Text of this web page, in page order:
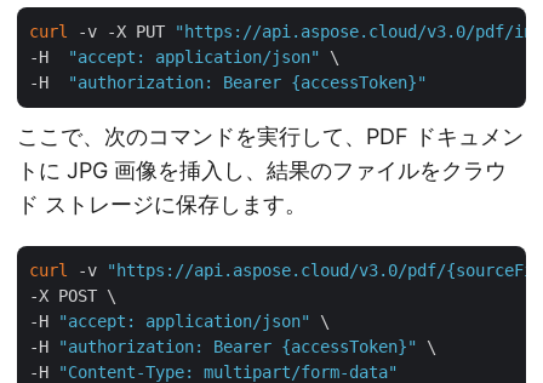
curl -v -X PUT
"https://api.aspose.cloud/v3.0/pdf/
-H
"accept: application/json"
\
-H
"authorization: Bearer {accessToken}"
ここで、次のコマンドを実行して、PDF ドキュメン
トに JPG 画像を挿入し、結果のファイルをクラウ
ド ストレージに保存します。
curl -v
"https://api.aspose.cloud/v3.0/pdf/
-X POST \
-H
"accept: application/json"
\
-H
"authorization: Bearer {accessToken}"
\
-H
"Content-Type: multipart/form-data"